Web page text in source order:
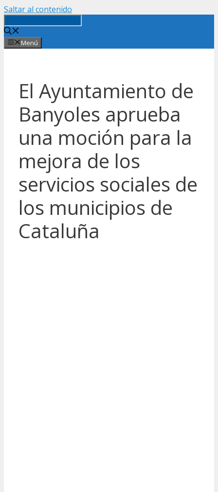
Saltar al contenido
Menú
El Ayuntamiento de
Banyoles aprueba
una moción para la
mejora de los
servicios sociales de
los municipios de
Cataluña